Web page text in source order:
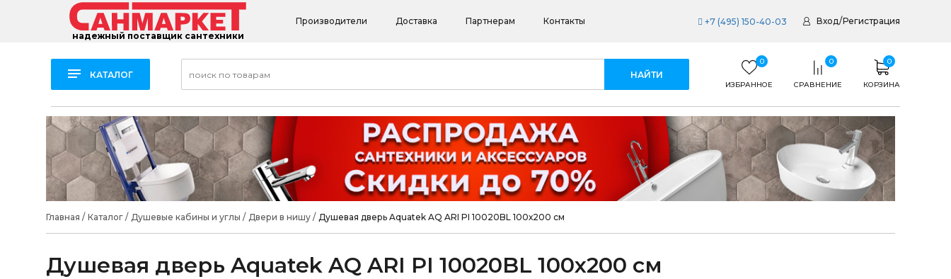
надежный поставщик сантехники
Производители Доставка Партнерам Контакты +7 (495) 150-40-03 Вход/Регистрация
КАТАЛОГ
0
ИЗБРАННОЕ
0
СРАВНЕНИЕ
0
КОРЗИНА
Главная / Каталог/ Душевые кабины и углы / Двери в нишу/ Душевая дверь Aquatek AQ ARI PI 10020BL 100х200 см
Душевая дверь Aquatek AQ ARI PI 10020BL 100х200 см